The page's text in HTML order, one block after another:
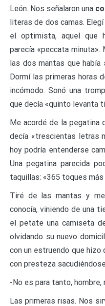
León. Nos señalaron una
literas de dos camas.
el optimista, aquel que
parecía «peccata
las dos mantas que había
Dormí las primeras horas
incómodo. Sonó una
que decía «quinto levanta
Me acordé de la pegatina
decía «trescientas letras
hoy podría entenderse
Una pegatina parecida
taquillas: «365 toques más
Tiré de las mantas y
conocía, viniendo de una
el petate una camiseta
olvidando su nuevo
con un estruendo que
con presteza
-No es para tanto, hombre,
Las primeras risas. Nos